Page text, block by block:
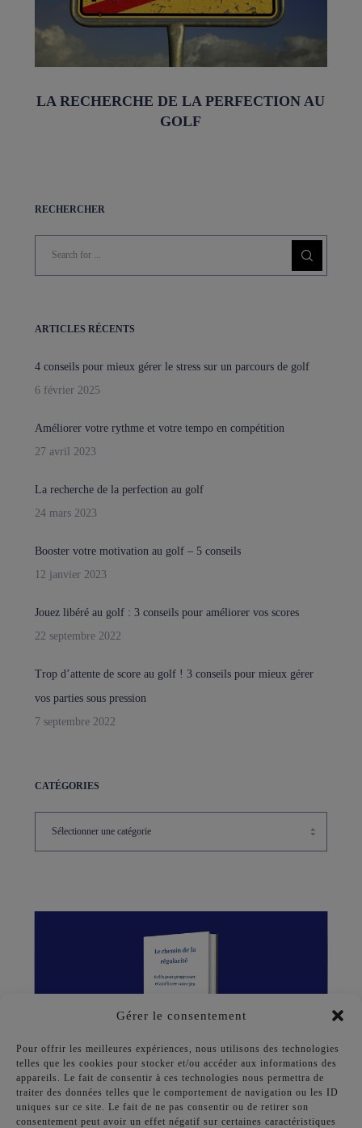
Gérer le consentement
Pour offrir les meilleures expériences, nous utilisons des technologies
telles que les cookies pour stocker et/ou accéder aux informations des
appareils. Le fait de consentir à ces technologies nous permettra de
traiter des données telles que le comportement de navigation ou les ID
uniques sur ce site. Le fait de ne pas consentir ou de retirer son
consentement peut avoir un effet négatif sur certaines caractéristiques
LA RECHERCHE DE LA PERFECTION AU
GOLF
RECHERCHER
ARTICLES RÉCENTS
4 conseils pour mieux gérer le stress sur un parcours de golf
6 février 2025
Améliorer votre rythme et votre tempo en compétition
27 avril 2023
La recherche de la perfection au golf
24 mars 2023
Booster votre motivation au golf – 5 conseils
12 janvier 2023
Jouez libéré au golf : 3 conseils pour améliorer vos scores
22 septembre 2022
Trop d’attente de score au golf ! 3 conseils pour mieux gérer
vos parties sous pression
7 septembre 2022
CATÉGORIES